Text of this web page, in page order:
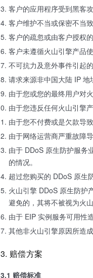
客户的应用程序受到黑客
客户维护不当或保密不当
客户的疏忽或由客户授权
客户未遵循火山引擎产品
不可抗力及意外事件引起的
请求来源非中国大陆 IP 地
由于您或您的最终用户对
由于您违反任何火山引擎
由于您不付费或是欠款导
由于网络运营商严重故障
由于 DDoS 原生防护服务
的情况。
超过您购买的 DDoS 原生
火山引擎 DDoS 原生防护
避免的，其将不被视为火山
由于 EIP 实例服务可用性
其他非火山引擎原因所造
3. 赔偿方案
3.1 赔偿标准